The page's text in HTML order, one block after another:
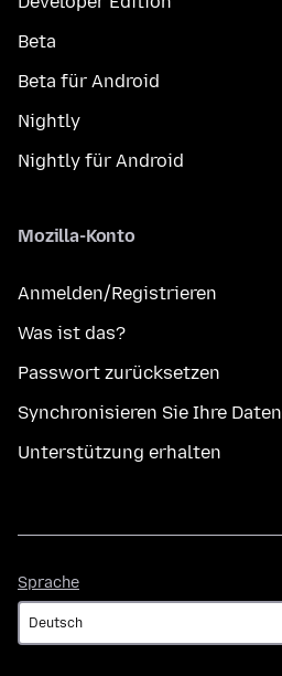
Beta
Beta für Android
Nightly
Nightly für Android
Mozilla-Konto
Anmelden/Registrieren
Was ist das?
Passwort zurücksetzen
Synchronisieren Sie Ihre Daten
Unterstützung erhalten
Sprache